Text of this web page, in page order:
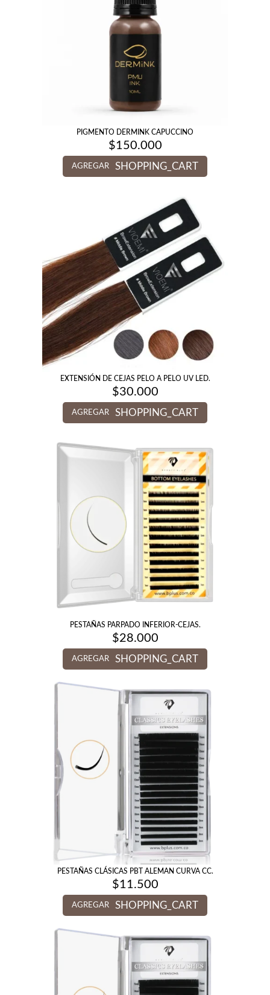
PIGMENTO DERMINK CAPUCCINO
$150.000
AGREGAR SHOPPING_CART
EXTENSIÓN DE CEJAS PELO A PELO UV LED.
$30.000
AGREGAR SHOPPING_CART
PESTAÑAS PARPADO INFERIOR-CEJAS.
$28.000
AGREGAR SHOPPING_CART
PESTAÑAS CLÁSICAS PBT ALEMAN CURVA CC.
$11.500
AGREGAR SHOPPING_CART